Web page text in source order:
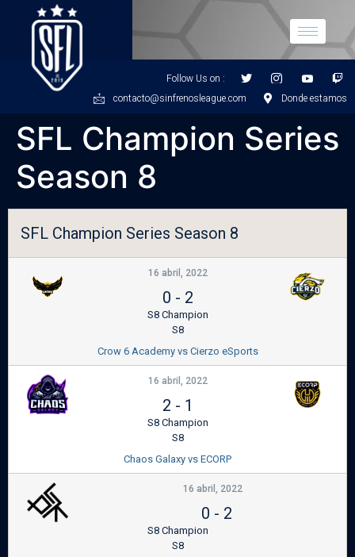
Follow Us on :
contacto@sinfrenosleague.com
Donde estamos
SFL Champion Series
Season 8
SFL Champion Series Season 8
16 abril, 2022
0 - 2
S8 Champion
S8
Crow 6 Academy vs Cierzo eSports
16 abril, 2022
2 - 1
S8 Champion
S8
Chaos Galaxy vs ECORP
16 abril, 2022
0 - 2
S8 Champion
S8